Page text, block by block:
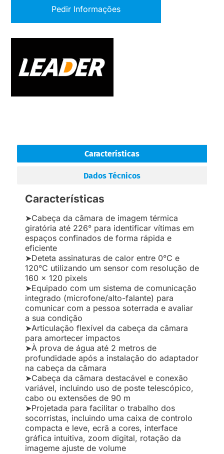
Pedir Informações
Características
Dados Técnicos
Características
➤Cabeça da câmara de imagem térmica
giratória até 226° para identificar vítimas em
espaços confinados de forma rápida e
eficiente
➤Deteta assinaturas de calor entre 0°C e
120°C utilizando um sensor com resolução de
160 x 120 pixels
➤Equipado com um sistema de comunicação
integrado (microfone/alto-falante) para
comunicar com a pessoa soterrada e avaliar
a sua condição
➤Articulação flexível da cabeça da câmara
para amortecer impactos
➤À prova de água até 2 metros de
profundidade após a instalação do adaptador
na cabeça da câmara
➤Cabeça da câmara destacável e conexão
variável, incluindo uso de poste telescópico,
cabo ou extensões de 90 m
➤Projetada para facilitar o trabalho dos
socorristas, incluindo uma caixa de controlo
compacta e leve, ecrã a cores, interface
gráfica intuitiva, zoom digital, rotação da
imageme ajuste de volume